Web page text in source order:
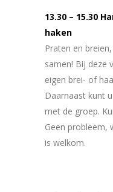
13.30 – 15.30
haken
Praten en
samen! Bij deze
eigen brei- of
Daarnaast kunt
met de groep.
Geen probleem,
is welkom.